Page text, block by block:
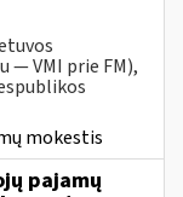
— VMI prie FM),
mokestis
pajamų